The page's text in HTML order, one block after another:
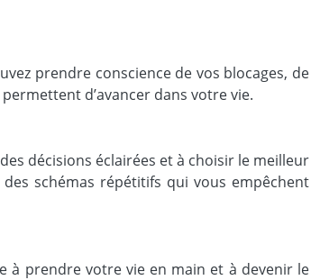
prendre conscience de vos blocages, de
d’avancer dans votre vie.
décisions éclairées et à choisir le meilleur
schémas répétitifs qui vous empêchent
à prendre votre vie en main et à devenir le